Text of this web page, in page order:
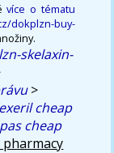
více o tématu
dokplzn-buy-
skelaxin-
>
cheap
cheap